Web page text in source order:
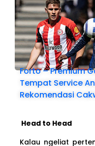
Forto – Premium
Tempat Service
Rekomendasi
Head to Head
Kalau ngeliat